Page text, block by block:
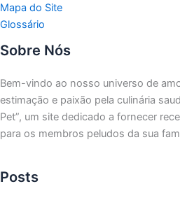
Mapa do Site
Glossário
Sobre Nós
Bem-vindo ao nosso universo de
estimação e paixão pela culinária
Pet”, um site dedicado a fornecer
para os membros peludos da sua
Posts